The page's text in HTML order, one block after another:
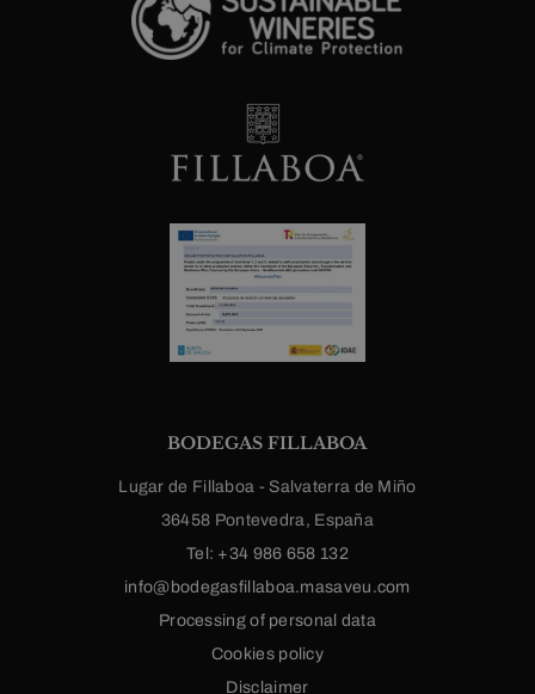
BODEGAS FILLABOA
Lugar de Fillaboa - Salvaterra de Miño
36458 Pontevedra, España
Tel: +34 986 658 132
info@bodegasfillaboa.masaveu.com
Processing of personal data
Cookies policy
Disclaimer